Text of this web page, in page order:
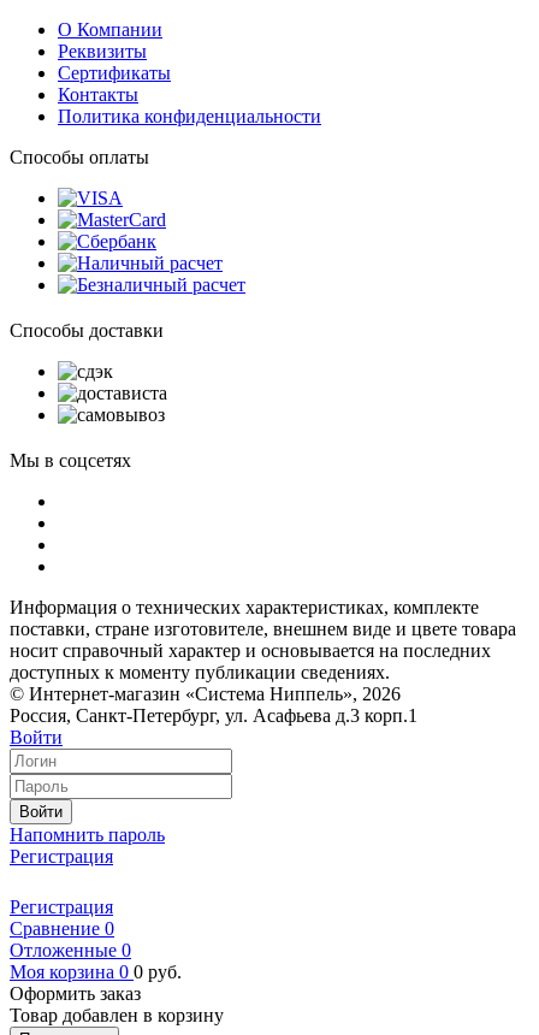
О Компании
Реквизиты
Сертификаты
Контакты
Политика конфиденциальности
Способы оплаты
Способы доставки
Мы в соцсетях
Информация о технических характеристиках, комплекте
поставки, стране изготовителе, внешнем виде и цвете товара
носит справочный характер и основывается на последних
доступных к моменту публикации сведениях.
© Интернет-магазин «Система Ниппель», 2026
Россия, Санкт-Петербург, ул. Асафьева д.3 корп.1
Войти
Войти
Напомнить пароль
Регистрация
Регистрация
Сравнение 0
Отложенные 0
Моя корзина 0 0 руб.
Оформить заказ
Товар добавлен в корзину